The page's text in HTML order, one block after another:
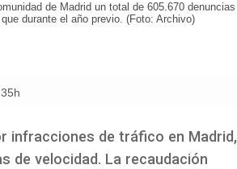
de Madrid un total de 605.670 denuncias
durante el año previo. (Foto: Archivo)
infracciones de tráfico en Madrid,
de velocidad. La recaudación